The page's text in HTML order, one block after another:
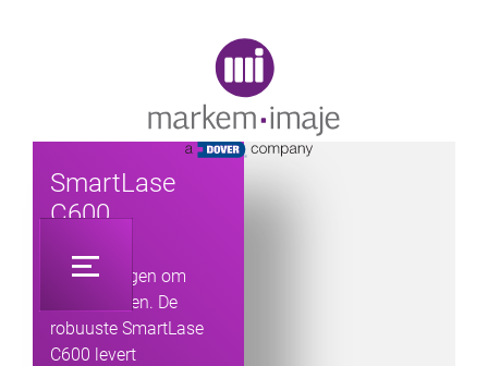
SmartLase
C600
Het vermogen om
meer te doen. De
robuuste SmartLase
C600 levert